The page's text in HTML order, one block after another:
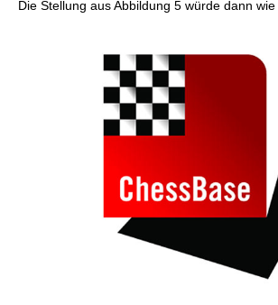
Die Stellung aus Abbildung 5 würde dann